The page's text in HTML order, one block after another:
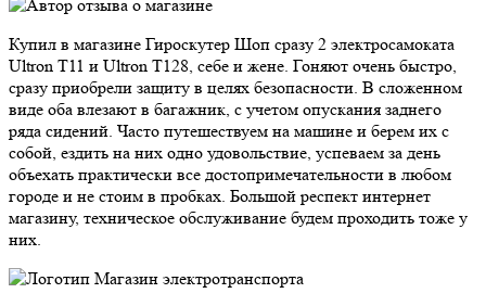
Купил в магазине Гироскутер Шоп сразу 2 электросамоката
Ultron T11 и Ultron T128, себе и жене. Гоняют очень быстро,
сразу приобрели защиту в целях безопасности. В сложенном
виде оба влезают в багажник, с учетом опускания заднего
ряда сидений. Часто путешествуем на машине и берем их с
собой, ездить на них одно удовольствие, успеваем за день
объехать практически все достопримечательности в любом
городе и не стоим в пробках. Большой респект интернет
магазину, техническое обслуживание будем проходить тоже у
них.
Магазин электротранспорта